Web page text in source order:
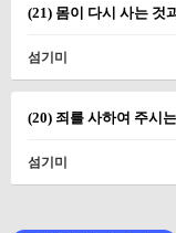
(21) 몸이 다시 사는 것
섬기미
(20) 죄를 사하여 주시
섬기미